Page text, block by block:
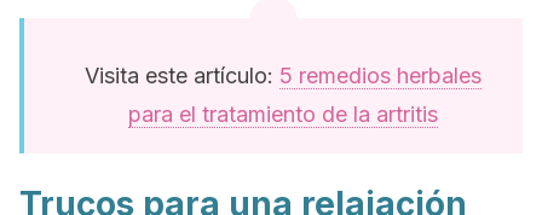
Visita este artículo: 5 remedios herbales
para el tratamiento de la artritis
Trucos para una relajación